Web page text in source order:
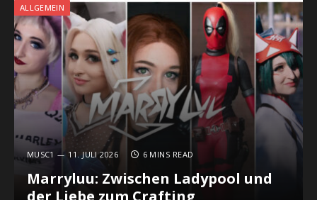
ALLGEMEIN
MUSC1 11. JULI 2026 6 MINS READ
Marryluu: Zwischen Ladypool und
der Liebe zum Crafting